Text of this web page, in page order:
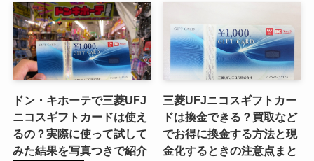
ドン・キホーテで三菱UFJ
ニコスギフトカードは使え
るの？実際に使って試して
みた結果を写真つきで紹介
三菱UFJニコスギフトカー
ドは換金できる？買取など
でお得に換金する方法と現
金化するときの注意点まと